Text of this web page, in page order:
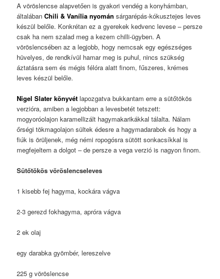
A vöröslencse alapvetően is gyakori vendég a konyhámban,
általábanChili & Vanília nyomán sárgarépás-kókusztejes leves
készül belőle. Konkrétan ez a gyerekek kedvenc levese – persze
csak ha nem szalad meg a kezem chilli-ügyben. A
vöröslencsében az a legjobb, hogy nemcsak egy egészséges
hüvelyes, de rendkívül hamar meg is puhul, nincs szükség
áztatásra sem és mégis félóra alatt finom, fűszeres, krémes
leves készül belőle.
Nigel Slater könyvét lapozgatva bukkantam erre a sütőtökös
verzióra, amiben a legjobban a levesbetét tetszett:
mogyoróolajon karamellizált hagymakarikákkal tálalta. Nálam
őrségi tökmagolajon sültek édesre a hagymadarabok és hogy a
fiúk is örüljenek, még némi ropogósra sütött sonkacsíkkal is
megfejeltem a dolgot – de persze a vega verzió is nagyon finom.
Sütőtökös vöröslencseleves
1 kisebb fej hagyma, kockára vágva
2-3 gerezd fokhagyma, apróra vágva
2 ek olaj
egy darabka gyömbér, lereszelve
225 g vöröslencse